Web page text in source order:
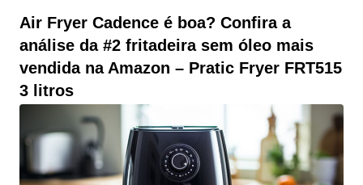
Air Fryer Cadence é boa? Confira a
análise da #2 fritadeira sem óleo mais
vendida na Amazon – Pratic Fryer FRT515
3 litros
MURILLO
Air Fryer Cadence é boa? Confira a análise da #2
fritadeira sem óleo mais vendida na Amazon – Pratic